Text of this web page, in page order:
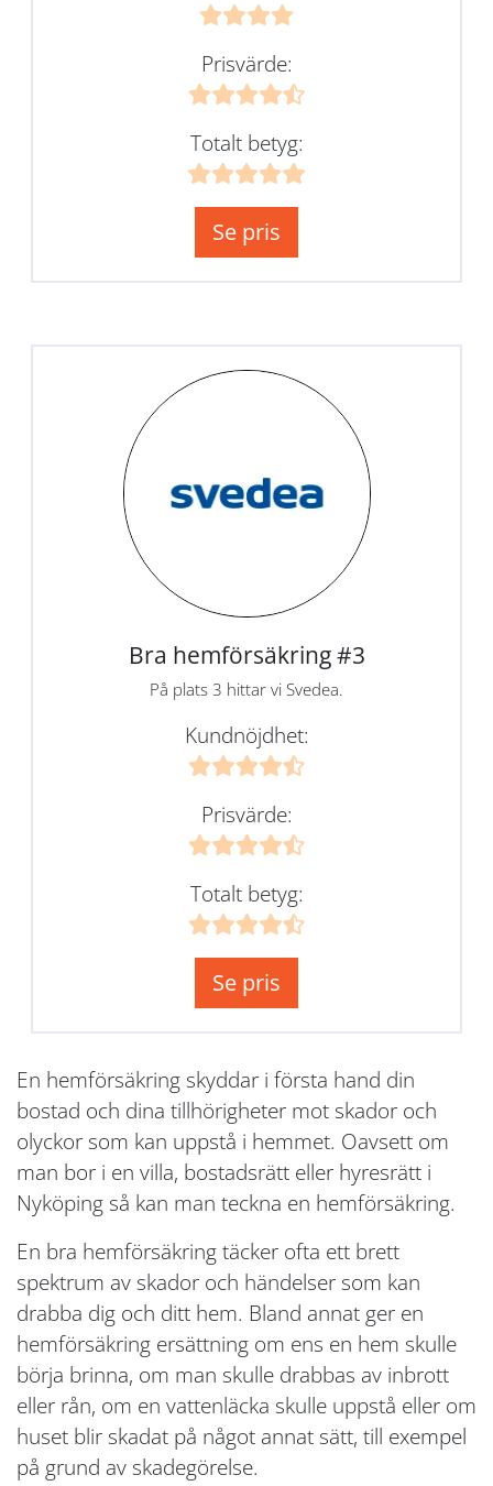
Prisvärde:
Totalt betyg:
Se pris
Bra hemförsäkring #3
På plats 3 hittar vi Svedea.
Kundnöjdhet:
Prisvärde:
Totalt betyg:
Se pris
En hemförsäkring skyddar i första hand din
bostad och dina tillhörigheter mot skador och
olyckor som kan uppstå i hemmet. Oavsett om
man bor i en villa, bostadsrätt eller hyresrätt i
Nyköping så kan man teckna en hemförsäkring.
En bra hemförsäkring täcker ofta ett brett
spektrum av skador och händelser som kan
drabba dig och ditt hem. Bland annat ger en
hemförsäkring ersättning om ens en hem skulle
börja brinna, om man skulle drabbas av inbrott
eller rån, om en vattenläcka skulle uppstå eller om
huset blir skadat på något annat sätt, till exempel
på grund av skadegörelse.